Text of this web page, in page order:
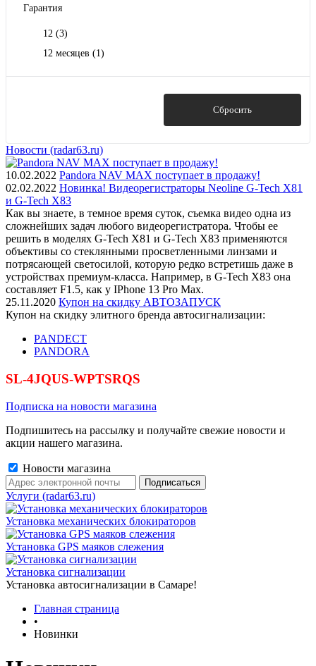
Гарантия
12 (3)
12 месяцев (1)
Сбросить
Новости (radar63.ru)
10.02.2022 Pandora NAV MAX поступает в продажу!
02.02.2022 Новинка! Видеорегистраторы Neoline G-Tech X81
и G-Tech X83
Как вы знаете, в темное время суток, съемка видео одна из
сложнейших задач любого видеорегистратора. Чтобы ее
решить в моделях G-Tech X81 и G-Tech X83 применяются
объективы со стеклянными просветленными линзами и
потрясающей светосилой, которую редко встретишь даже в
устройствах премиум-класса. Например, в G-Tech X83 она
составляет F1.5, как у IPhone 13 Pro Max.
25.11.2020 Купон на скидку АВТОЗАПУСК
Купон на скидку элитного бренда автосигнализации:
PANDECT
PANDORA
SL-4JQUS-WPTSRQS
Подписка на новости магазина
Подпишитесь на рассылку и получайте свежие новости и
акции нашего магазина.
Новости магазина
Услуги (radar63.ru)
Установка механических блокираторов
Установка GPS маяков слежения
Установка сигнализации
Установка автосигнализации в Самаре!
Главная страница
•
Новинки